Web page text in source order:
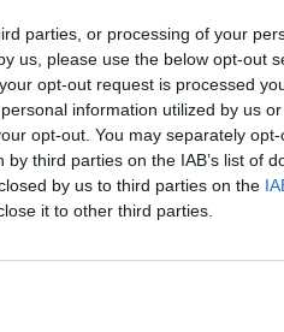
parties, or processing of your
us, please use the below opt-out
opt-out request is processed
information utilized by us
opt-out. You may separately
third parties on the IAB’s list of
by us to third parties on the
it to other third parties.